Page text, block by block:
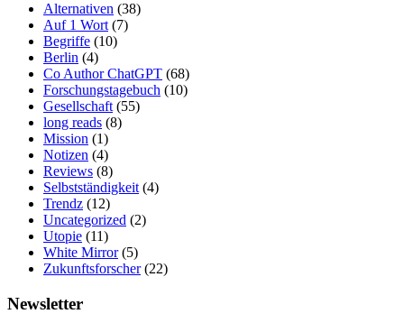
Alternativen (38)
Auf 1 Wort (7)
Begriffe (10)
Berlin (4)
Co Author ChatGPT (68)
Forschungstagebuch (10)
Gesellschaft (55)
long reads (8)
Mission (1)
Notizen (4)
Reviews (8)
Selbstständigkeit (4)
Trendz (12)
Uncategorized (2)
Utopie (11)
White Mirror(5)
Zukunftsforscher(22)
Newsletter